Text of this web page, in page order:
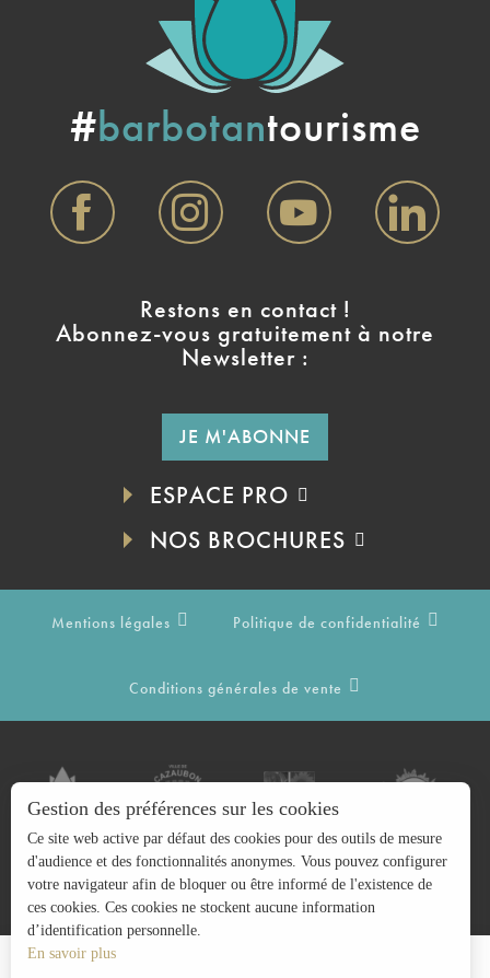
#barbotantourisme
Restons en contact !
Abonnez-vous gratuitement à notre
Newsletter :
JE M'ABONNE
ESPACE PRO
NOS BROCHURES
Mentions légales Politique de confidentialité
Conditions générales de vente
Gestion des préférences sur les cookies
Ce site web active par défaut des cookies pour des outils de mesure
d'audience et des fonctionnalités anonymes. Vous pouvez configurer
votre navigateur afin de bloquer ou être informé de l'existence de
ces cookies. Ces cookies ne stockent aucune information
d’identification personnelle.
En savoir plus